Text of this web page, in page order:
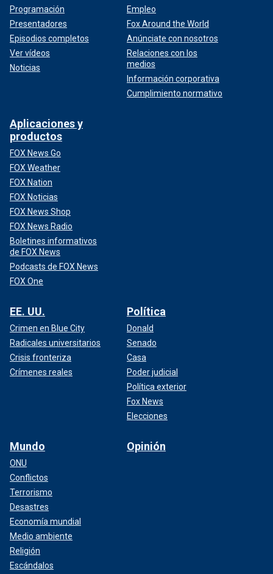
Programación
Presentadores
Episodios completos
Ver vídeos
Noticias
Empleo
Fox Around the World
Anúnciate con nosotros
Relaciones con los
medios
Información corporativa
Cumplimiento normativo
Aplicaciones y
productos
FOX News Go
FOX Weather
FOX Nation
FOX Noticias
FOX News Shop
FOX News Radio
Boletines informativos
de FOX News
Podcasts de FOX News
FOX One
EE. UU.
Crimen en Blue City
Radicales universitarios
Crisis fronteriza
Crímenes reales
Política
Donald
Senado
Casa
Poder judicial
Política exterior
Fox News
Elecciones
Mundo
ONU
Conflictos
Terrorismo
Desastres
Economía mundial
Medio ambiente
Religión
Escándalos
Opinión